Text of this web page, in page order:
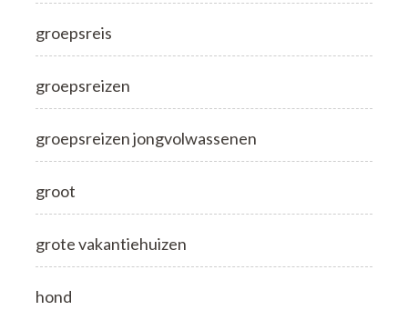
groepsreis
groepsreizen
groepsreizen jongvolwassenen
groot
grote vakantiehuizen
hond